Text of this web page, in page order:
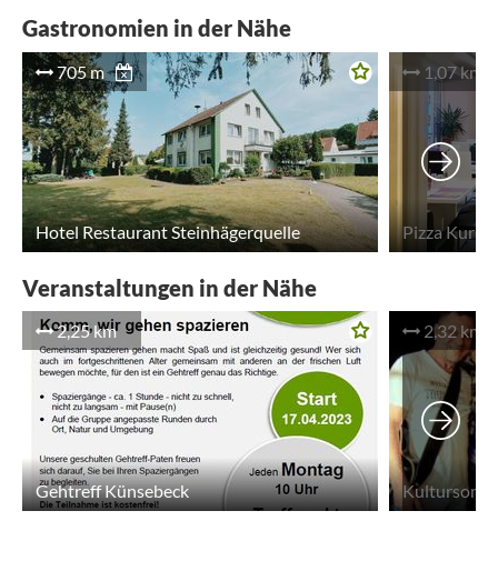
Gastronomien in der Nähe
705 m
Hotel Restaurant Steinhägerquelle
1,07 km
Pizza
Veranstaltungen in der Nähe
2,25 km
Gehtreff Künsebeck
2,32 km